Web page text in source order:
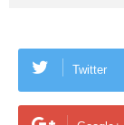
Twitter